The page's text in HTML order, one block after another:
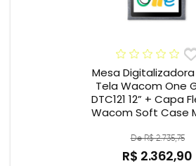
Mesa
Tela Wacom One
DTC121 12” + Capa Flexível
Wacom Soft Case
De R$ 2.735,75
R$ 2.362,90